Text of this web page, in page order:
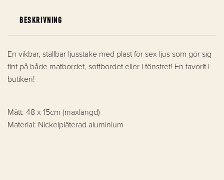
BESKRIVNING
En vikbar, ställbar ljusstake med plast för sex ljus som gör sig
fint på både matbordet, soffbordet eller i fönstret! En favorit i
butiken!
Mått: 48 x 15cm (maxlängd)
Material: Nickelpläterad aluminium